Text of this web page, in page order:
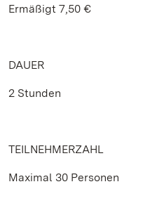
Ermäßigt 7,50 €
DAUER
2 Stunden
TEILNEHMERZAHL
Maximal 30 Personen